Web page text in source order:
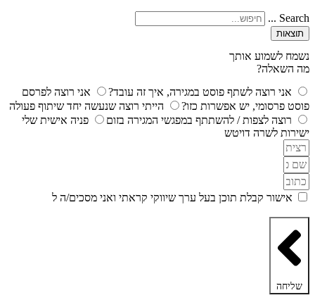
Search ...
תוצאות
נשמח לשמוע אותך
מה השאלה?
אני רוצה לשתף פוסט במגירה, איך זה עובד?
אני רוצה לפרסם
פוסט פרסומי, יש אפשרות כזו?
הייתי רוצה שנעשה יחד שיתוף פעולה
רוצה לצפות / להשתתף במפגשי המגירה בזום
פניה אישית שלי
ישירות לשרה דויטש
אישור קבלת תוכן בעל ערך שיווקי קראתי ואני מסכים/ה ל
שליחה